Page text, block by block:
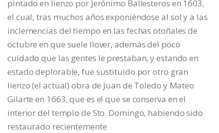
pintado en lienzo por Jerónimo Ballesteros en 1603,
el cual, tras muchos años exponiéndose al sol y a las
inclemencias del tiempo en las fechas otoñales de
octubre en que suele llover, además del poco
cuidado que las gentes le prestaban, y estando en
estado deplorable, fue sustituido por otro gran
lienzo (el actual) obra de Juan de Toledo y Mateo
Gilarte en 1663, que es el que se conserva en el
interior del templo de Sto. Domingo, habiendo sido
restaurado recientemente